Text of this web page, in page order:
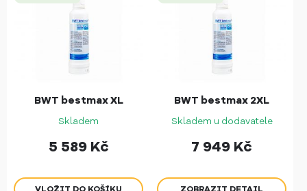
BWT bestmax XL
Skladem
5 589 Kč
BWT bestmax 2XL
Skladem u dodavatele
7 949 Kč